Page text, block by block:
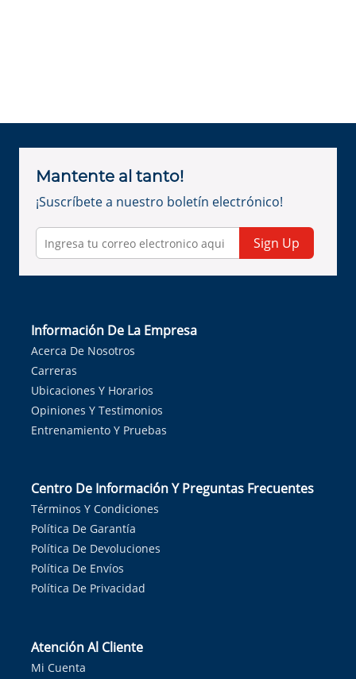
Mantente al tanto!
¡Suscríbete a nuestro boletín electrónico!
Sign Up
Información De La Empresa
Acerca De Nosotros
Carreras
Ubicaciones Y Horarios
Opiniones Y Testimonios
Entrenamiento Y Pruebas
Centro De Información Y Preguntas Frecuentes
Términos Y Condiciones
Política De Garantía
Política De Devoluciones
Política De Envíos
Política De Privacidad
Atención Al Cliente
Mi Cuenta